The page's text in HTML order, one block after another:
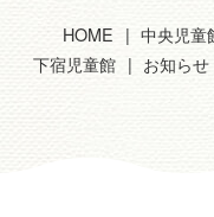
HOME 中央児童
下宿児童館
お知らせ